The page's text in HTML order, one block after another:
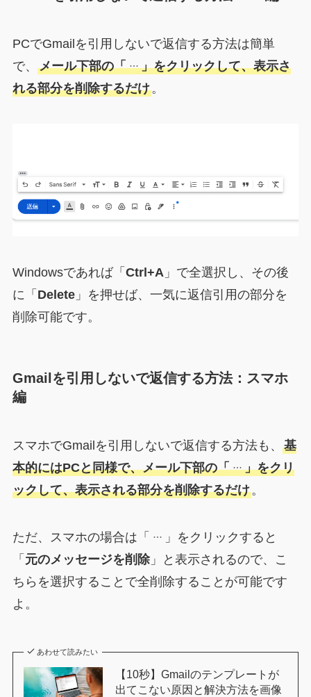
PCでGmailを引用しないで返信する方法は簡単
で、 メール下部の「
」をクリックして、表示さ
れる部分を削除するだけ。
Windowsであれば「 Ctrl+A」で全選択し、その後
に「 Delete」を押せば、一気に返信引用の部分を
削除可能です。
Gmailを引用しないで返信する方法：スマホ
編
スマホでGmailを引用しないで返信する方法も、 基
本的にはPCと同様で、メール下部の「
」をクリ
ックして、表示される部分を削除するだけ。
ただ、スマホの場合は「
」をクリックすると
「 元のメッセージを削除」と表示されるので、こ
ちらを選択することで全削除することが可能です
よ。
あわせて読みたい
【10秒】Gmailのテンプレートが
出てこない原因と解決方法を画像